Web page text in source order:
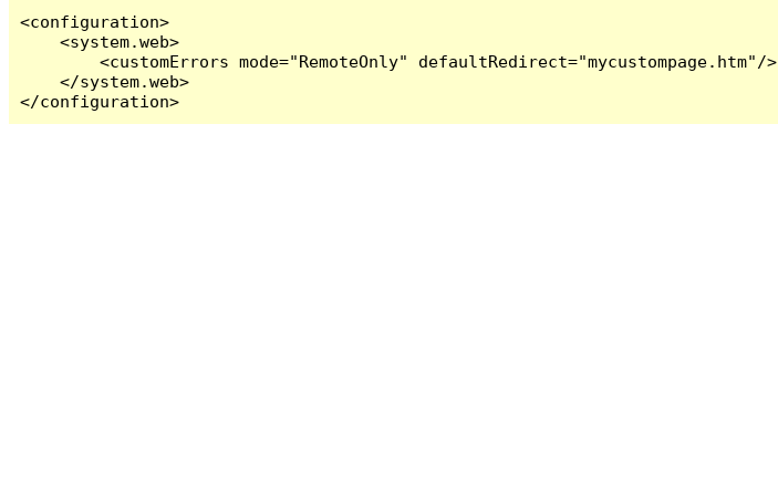
<configuration>
    <system.web>
        <customErrors mode="RemoteOnly" defaultRedirect="mycustompage.htm"/>
    </system.web>
</configuration>